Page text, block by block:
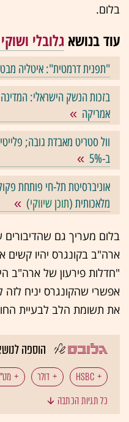
בלום.
עוד בנושא גלובלי
"תפנית דרמטית": איטליה
בזכות הנשק הישראלי:
אמריקה
ב-5%
אוניברסיטת תל-חי פותחת
מלאכותית (תוכן שיווקי)
בלום מעריך גם
ארה"ב בקונגרס יהיו קשים
"חדלות פירעון של ארה"ב
אפשרי שהקונגרס יניח
את תשומת הלב לבעיית
הוספה
HSBC דולר
כל תגיות הכתבה